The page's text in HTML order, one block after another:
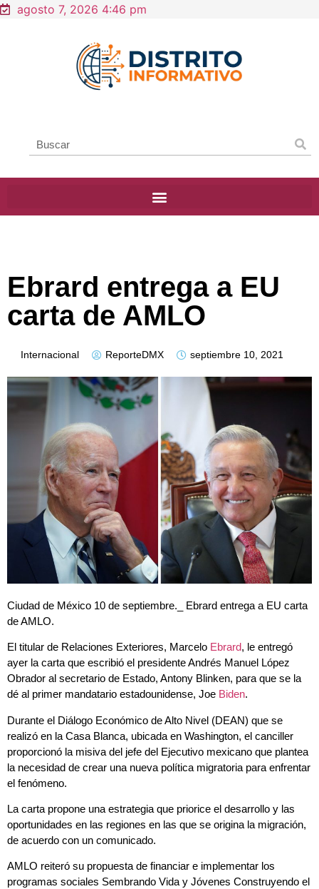
agosto 7, 2026 4:46 pm
Ebrard entrega a EU
carta de AMLO
Internacional ReporteDMX septiembre 10, 2021
Ciudad de México 10 de septiembre._ Ebrard entrega a EU carta
de AMLO.
El titular de Relaciones Exteriores, Marcelo Ebrard, le entregó
ayer la carta que escribió el presidente Andrés Manuel López
Obrador al secretario de Estado, Antony Blinken, para que se la
dé al primer mandatario estadounidense, Joe Biden.
Durante el Diálogo Económico de Alto Nivel (DEAN) que se
realizó en la Casa Blanca, ubicada en Washington, el canciller
proporcionó la misiva del jefe del Ejecutivo mexicano que plantea
la necesidad de crear una nueva política migratoria para enfrentar
el fenómeno.
La carta propone una estrategia que priorice el desarrollo y las
oportunidades en las regiones en las que se origina la migración,
de acuerdo con un comunicado.
AMLO reiteró su propuesta de financiar e implementar los
programas sociales Sembrando Vida y Jóvenes Construyendo el